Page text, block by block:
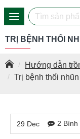
Hướng dẫn
Trị bệnh thối
TRỊ BỆNH THỐI
29 Dec 2 Bình